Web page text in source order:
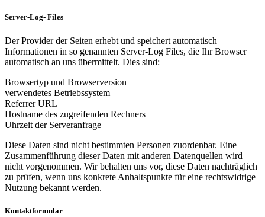
Server-Log- Files
Der Provider der Seiten erhebt und speichert automatisch
Informationen in so genannten Server-Log Files, die Ihr Browser
automatisch an uns übermittelt. Dies sind:
Browsertyp und Browserversion
verwendetes Betriebssystem
Referrer URL
Hostname des zugreifenden Rechners
Uhrzeit der Serveranfrage
Diese Daten sind nicht bestimmten Personen zuordenbar. Eine
Zusammenführung dieser Daten mit anderen Datenquellen wird
nicht vorgenommen. Wir behalten uns vor, diese Daten nachträglich
zu prüfen, wenn uns konkrete Anhaltspunkte für eine rechtswidrige
Nutzung bekannt werden.
Kontaktformular